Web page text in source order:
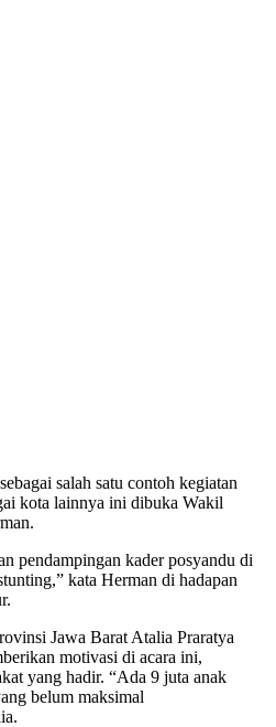
salah satu contoh kegiatan
kota lainnya ini dibuka Wakil
pendampingan kader posyandu di
kata Herman di hadapan
Jawa Barat Atalia Praratya
motivasi di acara ini,
yang hadir. “Ada 9 juta anak
belum maksimal